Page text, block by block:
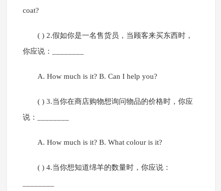
coat?
( ) 2.假如你是一名售货员，当顾客来买东西时，
你应说：________
A. How much is it? B. Can I help you?
( ) 3.当你在商店购物想询问物品的价格时，你应
说：________
A. How much is it? B. What colour is it?
( ) 4.当你想知道绵羊的数量时，你应说：